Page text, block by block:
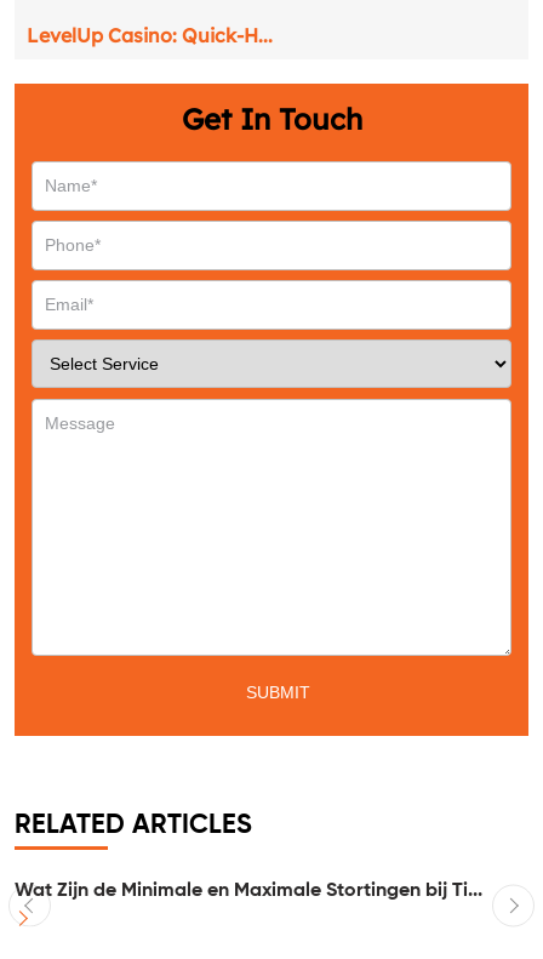
Message*
LevelUp Casino: Quick‑H...
Get In Touch
RELATED ARTICLES
Wat Zijn de Minimale en Maximale Stortingen bij Ti...